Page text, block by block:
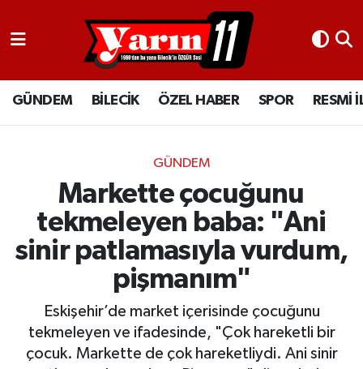
GÜNDEM BİLECİK ÖZEL HABER SPOR RESMİ
GÜNDEM
Markette çocuğunu
tekmeleyen baba: "Ani
sinir patlamasıyla vurdum,
pişmanım"
Eskişehir’de market içerisinde çocuğunu
tekmeleyen ve ifadesinde, "Çok hareketli bir
çocuk. Markette de çok hareketliydi. Ani sinir
GÜNDEM
BİLECİK
SPOR
RESMİ İLANLAR
Bilecik Nöbetçi Eczaneler
Bilecik Hava Durumu
Bilecik Trafik Yoğunluk Haritası
Süper Lig Puan Durumu ve Fikstür
Tüm Manşetler
Son Dakika Haberleri
Haber Arşivi